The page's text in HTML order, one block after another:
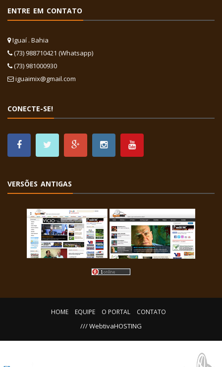
ENTRE EM CONTATO
Iguaí . Bahia
(73) 988710421 (Whatsapp)
(73) 981000930
iguaimix@gmail.com
CONECTE-SE!
VERSÕES ANTIGAS
HOME EQUIPE O PORTAL CONTATO
/// WebtivaHOSTING